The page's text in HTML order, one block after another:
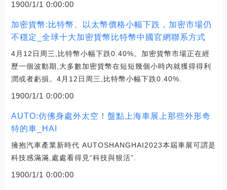
1900/1/1 0:00:00
加密貨幣:比特幣、以太幣價格小幅下跌，加密市場仍
不穩定_全球十大加密貨幣比特幣中國官網聯系方式
4月12日周三,比特幣小幅下跌0.40%。加密貨幣市場正在經
歷一個波動期,大多數加密貨幣在短短幾個小時內就獲得得利
潤或者虧損。4月12日周三,比特幣小幅下跌0.40%.
1900/1/1 0:00:00
AUTO:仿佛身處外太空！盤點上海車展上那些外形奇
特的車_HAI
擁抱汽車產業新時代 AUTOSHANGHAI2023本屆車展可謂是
科技感滿滿,處處看得見“科技與狠活”.
1900/1/1 0:00:00